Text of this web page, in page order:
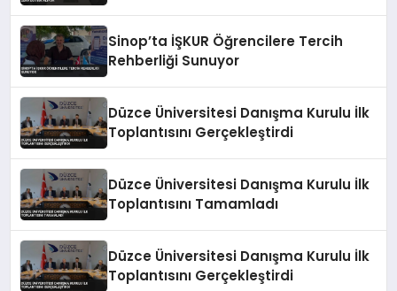
Sinop’ta İŞKUR Öğrencilere Tercih
Rehberliği Sunuyor
Düzce Üniversitesi Danışma Kurulu İlk
Toplantısını Gerçekleştirdi
Düzce Üniversitesi Danışma Kurulu İlk
Toplantısını Tamamladı
Düzce Üniversitesi Danışma Kurulu İlk
Toplantısını Gerçekleştirdi